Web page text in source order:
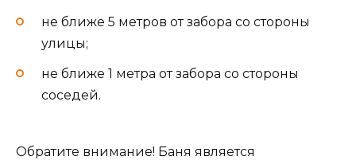
не ближе 5 метров от забора со стороны
улицы;
не ближе 1 метра от забора со стороны
соседей.
Обратите внимание! Баня является